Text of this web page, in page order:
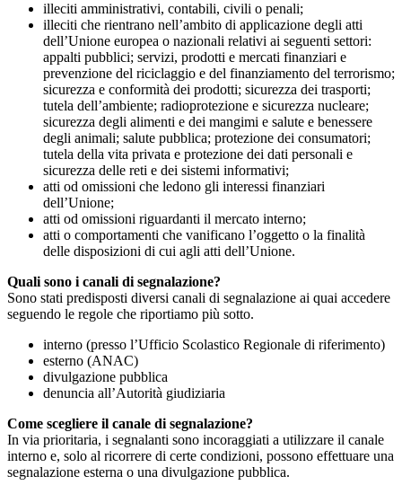
illeciti amministrativi, contabili, civili o penali;
illeciti che rientrano nell’ambito di applicazione degli atti
dell’Unione europea o nazionali relativi ai seguenti settori:
appalti pubblici; servizi, prodotti e mercati finanziari e
prevenzione del riciclaggio e del finanziamento del terrorismo;
sicurezza e conformità dei prodotti; sicurezza dei trasporti;
tutela dell’ambiente; radioprotezione e sicurezza nucleare;
sicurezza degli alimenti e dei mangimi e salute e benessere
degli animali; salute pubblica; protezione dei consumatori;
tutela della vita privata e protezione dei dati personali e
sicurezza delle reti e dei sistemi informativi;
atti od omissioni che ledono gli interessi finanziari
dell’Unione;
atti od omissioni riguardanti il mercato interno;
atti o comportamenti che vanificano l’oggetto o la finalità
delle disposizioni di cui agli atti dell’Unione.
Quali sono i canali di segnalazione?
Sono stati predisposti diversi canali di segnalazione ai quai accedere
seguendo le regole che riportiamo più sotto.
interno (presso l’Ufficio Scolastico Regionale di riferimento)
esterno (ANAC)
divulgazione pubblica
denuncia all’Autorità giudiziaria
Come scegliere il canale di segnalazione?
In via prioritaria, i segnalanti sono incoraggiati a utilizzare il canale
interno e, solo al ricorrere di certe condizioni, possono effettuare una
segnalazione esterna o una divulgazione pubblica.